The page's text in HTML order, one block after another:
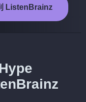
ListenBrainz